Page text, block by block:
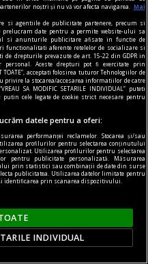
de război, cu
19:00, la doi ani de
Ucraina, se deschide
FRONT, la
noștri și nu vă vor afecta navigarea.
Mai
si agentiile de publicitate partenere, precum si
date pentru a permite website-ului sa
si anunturile publicitare afisate in functie de
functionalitati aferente retelelor de socializare si
drepturile prevazute de art. 15-22 din GDPR in
Aceste drepturi pot fi exercitate prin
TOATE”, acceptati folosirea tuturor Tehnologiilor de
privire la stocarea/accesarea informatiilor de catre
SA MODIFIC SETARILE INDIVIDUAL” puteti
cele legate de cookie strict necesare pentru
datele pentru a oferi:
performanței reclamelor. Stocarea și/sau
profilurilor pentru selectarea conținutului
Utilizarea profilurilor pentru selectarea
pentru publicitate personalizată. Măsurarea
prin statistici sau combinații de date din surse
publicitatea. Utilizarea datelor limitate pentru
identificarea prin scanarea dispozitivului.
INDIVIDUAL